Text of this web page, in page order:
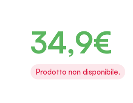
34,9€
Prodotto non disponibile.